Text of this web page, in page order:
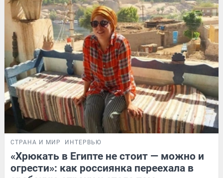
СТРАНА И МИР ИНТЕРВЬЮ
«Хрюкать в Египте не стоит — можно и
огрести»: как россиянка переехала в